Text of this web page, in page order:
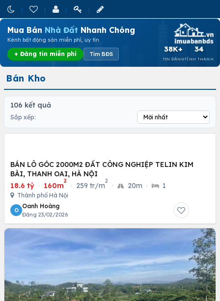
Mua Bán Nhà Đất Nhanh Chóng
Kênh bất động sản miễn phí, uy tín
+ Đăng tin miễn phí Tìm BĐS
38K+
TIN ĐĂNG
34
TỈNH THÀNH
Bán Kho
106 kết quả
Sắp xếp:
BÁN LÔ GÓC 2000M2 ĐẤT CÔNG NGHIỆP TELIN KIM
BÀI, THANH OAI, HÀ NỘI
18.6 tỷ · 160m
2
· 259 tr/m
2
· 20m · 1
Thành phố Hà Nội
O
Oanh Hoàng
Đăng 23/02/2026